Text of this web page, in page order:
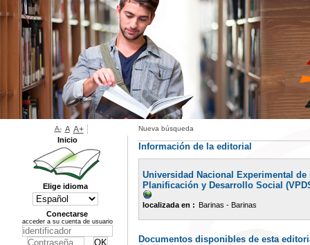
Nueva búsqueda
Información de la editorial
Universidad Nacional Experimental
Planificación y Desarrollo Social
localizada en : Barinas - Barinas
Documentos disponibles de esta
A- A A+
Inicio
Elige idioma
Conectarse
acceder a su cuenta de usuario